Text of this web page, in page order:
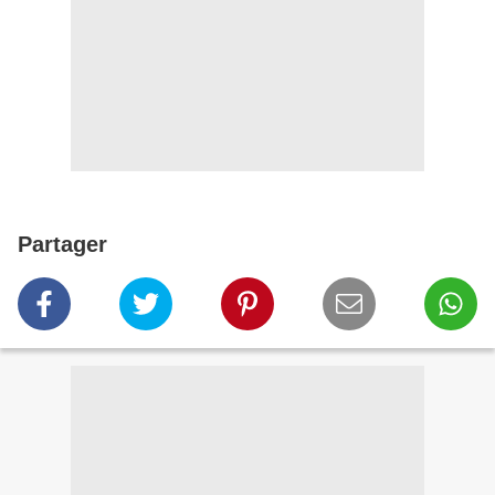
Partager